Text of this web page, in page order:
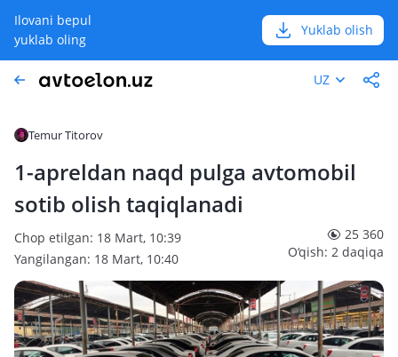
Ilovani bepul
yuklab oling
Yuklab olish
UZ
Temur Titorov
1-apreldan naqd pulga avtomobil
sotib olish taqiqlanadi
Chop etilgan: 18 Mart, 10:39
Yangilangan: 18 Mart, 10:40
25 360
O‘qish: 2 daqiqa